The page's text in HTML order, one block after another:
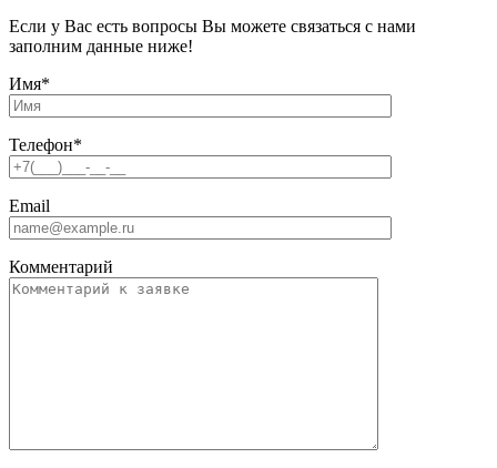
Если у Вас есть вопросы Вы можете связаться с нами
заполним данные ниже!
Имя*
Телефон*
Email
Комментарий